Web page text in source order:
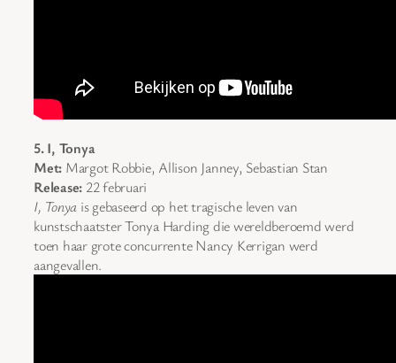
5. I, Tonya
Met: Margot Robbie, Allison Janney, Sebastian Stan
Release: 22 februari
I, Tonya is gebaseerd op het tragische leven van
kunstschaatster Tonya Harding die wereldberoemd werd
toen haar grote concurrente Nancy Kerrigan werd
aangevallen.